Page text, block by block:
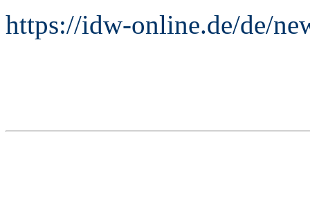
https://idw-online.de/de/